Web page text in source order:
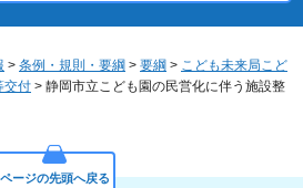
> 条例・規則・要綱 > 要綱 > こども未来局こど
交付 > 静岡市立こども園の民営化に伴う施設整
ページの先頭へ戻る